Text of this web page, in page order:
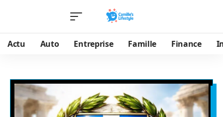
Actu Auto Entreprise Famille Finance